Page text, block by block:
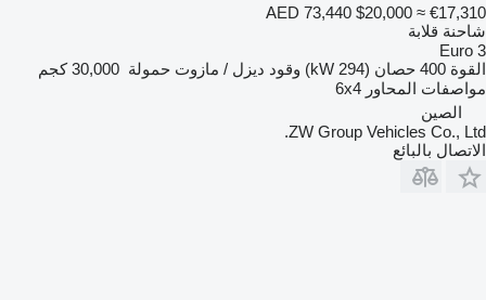
AED 73,440 $20,000 ≈ €17,310
شاحنة قلابة
Euro 3
القوة 400 حصان (294 kW) وقود ديزل / مازوت حمولة 30,000 كجم
مواصفات المحاور 6x4
الصين
ZW Group Vehicles Co., Ltd.
الاتصال بالبائع